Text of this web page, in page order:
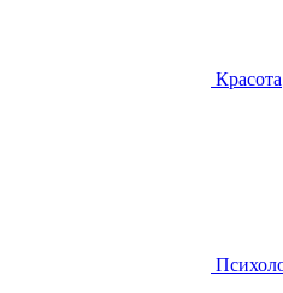
Красота